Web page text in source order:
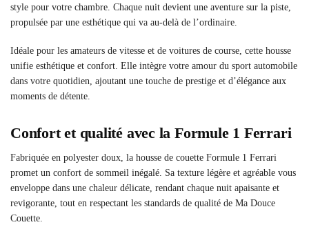
style pour votre chambre. Chaque nuit devient une aventure sur la piste,
propulsée par une esthétique qui va au-delà de l’ordinaire.
Idéale pour les amateurs de vitesse et de voitures de course, cette housse
unifie esthétique et confort. Elle intègre votre amour du sport automobile
dans votre quotidien, ajoutant une touche de prestige et d’élégance aux
moments de détente.
Confort et qualité avec la Formule 1 Ferrari
Fabriquée en polyester doux, la housse de couette Formule 1 Ferrari
promet un confort de sommeil inégalé. Sa texture légère et agréable vous
enveloppe dans une chaleur délicate, rendant chaque nuit apaisante et
revigorante, tout en respectant les standards de qualité de Ma Douce
Couette.